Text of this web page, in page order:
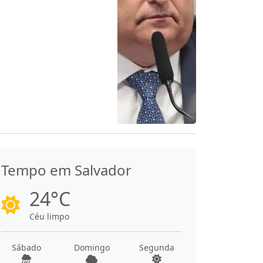
Tempo em Salvador
24°C
Céu limpo
Sábado Domingo Segunda